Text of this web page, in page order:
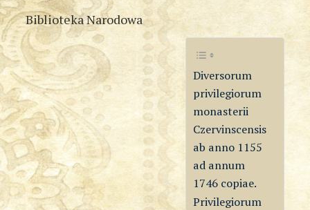
Biblioteka Narodowa
Diversorum
privilegiorum
monasterii
Czervinscensis
ab anno 1155
ad annum
1746 copiae.
Privilegiorum